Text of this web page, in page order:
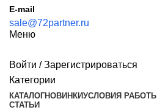
E-mail
sale@72partner.ru
Меню
Войти / Зарегистрироваться
Категории
КАТАЛОГНОВИНКИУСЛОВИЯ РАБОТЫ
СТАТЬИ